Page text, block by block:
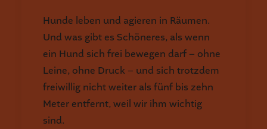
Hunde leben und agieren in Räumen.
Und was gibt es Schöneres, als wenn
ein Hund sich frei bewegen darf – ohne
Leine, ohne Druck – und sich trotzdem
freiwillig nicht weiter als fünf bis zehn
Meter entfernt, weil wir ihm wichtig
sind.